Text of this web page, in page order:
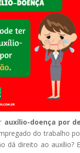
auxílio-doença por
do trabalho
dá direito ao auxílio?